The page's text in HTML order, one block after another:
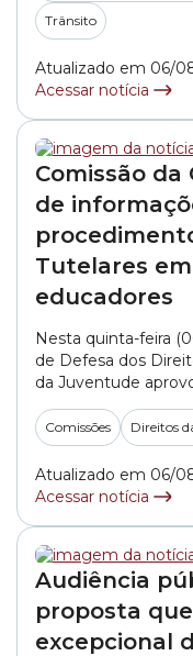
engenheiro
Trânsito
Atualizado em 06/
Acessar notícia
Comissão
de
Tutelares
educadores
Nesta quinta-feira
de Defesa dos
da Juventude
informações aos
Paulo sobre como
os
profissionais da
Comissões Direitos
Atualizado em 06/
Acessar notícia
Audiência
proposta
excepcional